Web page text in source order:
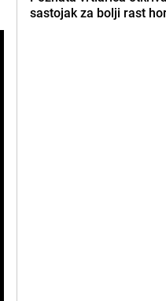
sastojak za bolji rast